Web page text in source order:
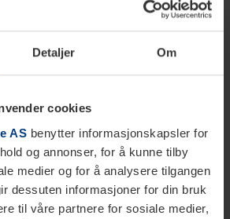
Detaljer Om
cookies
AS benytter informasjonskapsler for
og annonser, for å kunne tilby
medier og for å analysere tilgangen
dessuten informasjoner for din bruk
til våre partnere for sosiale medier,